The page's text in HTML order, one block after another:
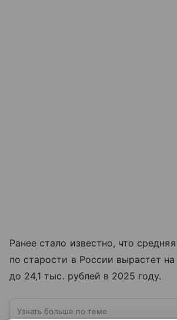
Ранее стало известно, что
по старости в России вырастет на
до 24,1 тыс. рублей в 2025 году.
Узнать больше по теме